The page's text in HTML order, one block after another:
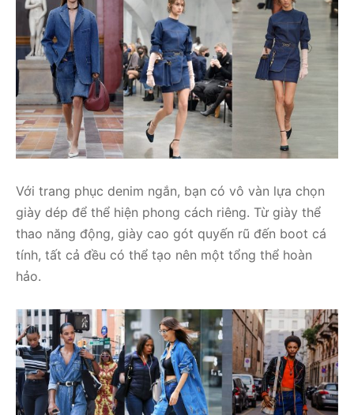
Với trang phục denim ngắn, bạn có vô vàn lựa chọn
giày dép để thể hiện phong cách riêng. Từ giày thể
thao năng động, giày cao gót quyến rũ đến boot cá
tính, tất cả đều có thể tạo nên một tổng thể hoàn
hảo.